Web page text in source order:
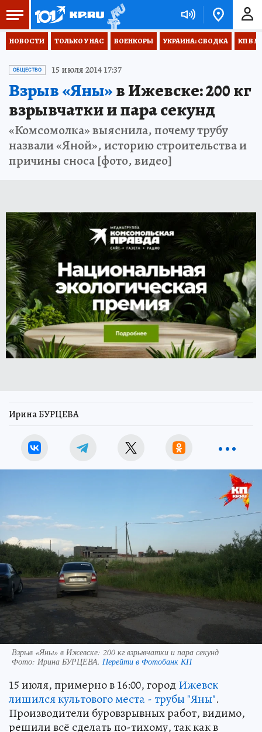
НОВОСТИ ТОЛЬКО У НАС ВОЕНКОРЫ УКРАИНА: СВОДКА КП В
ОБЩЕСТВО 15 июля 2014 17:37
Взрыв «Яны»в Ижевске: 200 кг
взрывчатки и пара секунд
«Комсомолка» выяснила, почему трубу
назвали «Яной», историю строительства и
причины сноса [фото, видео]
Ирина БУРЦЕВА
Взрыв «Яны» в Ижевске: 200 кг взрывчатки и пара секунд
Фото: Ирина БУРЦЕВА. Перейти в Фотобанк КП
15 июля, примерно в 16:00, город Ижевск
лишился культового места - трубы "Яны".
Производители буровзрывных работ, видимо,
решили всё сделать по-тихому, так как в